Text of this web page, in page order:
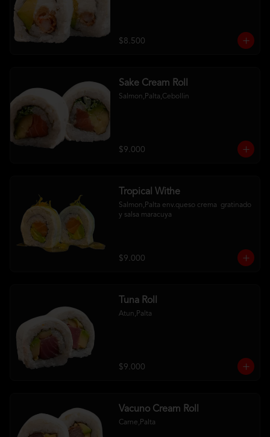
$8.500
Sake Cream Roll
Salmon,Palta,Cebollin
$9.000
Tropical Withe
Salmon,Palta env.queso crema  gratinado
y salsa maracuya
$9.000
Tuna Roll
Atun,Palta
$9.000
Vacuno Cream Roll
Carne,Palta